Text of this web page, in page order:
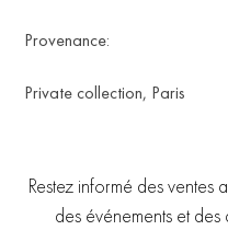
Provenance:
Private collection, Paris
Restez informé des ventes
des événements et